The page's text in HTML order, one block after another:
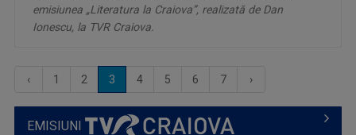
emisiunea „Literatura la Craiova”, realizată de Dan
Ionescu, la TVR Craiova.
‹ 1 2 3 4 5 6 7 ›
EMISIUNI